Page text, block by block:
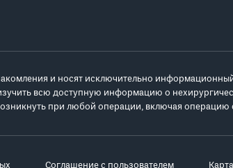
и носят исключительно
всю доступную информацию о
при любой операции, включая операцию
Соглашение с пользователем